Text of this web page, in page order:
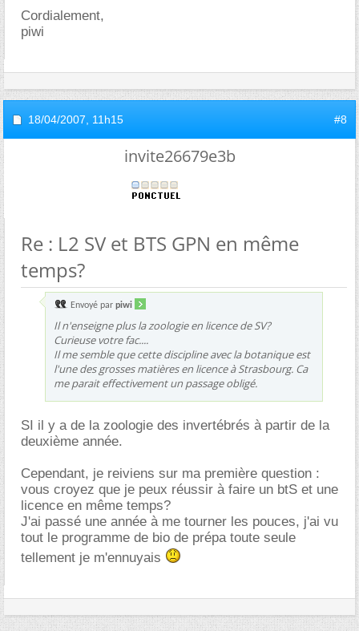
Cordialement,
piwi
18/04/2007, 11h15 #8
invite26679e3b
Re : L2 SV et BTS GPN en même
temps?
Envoyé par piwi
Il n'enseigne plus la zoologie en licence de SV?
Curieuse votre fac....
Il me semble que cette discipline avec la botanique est
l'une des grosses matières en licence à Strasbourg. Ca
me parait effectivement un passage obligé.
SI il y a de la zoologie des invertébrés à partir de la
deuxième année.
Cependant, je reiviens sur ma première question :
vous croyez que je peux réussir à faire un btS et une
licence en même temps?
J'ai passé une année à me tourner les pouces, j'ai vu
tout le programme de bio de prépa toute seule
tellement je m'ennuyais